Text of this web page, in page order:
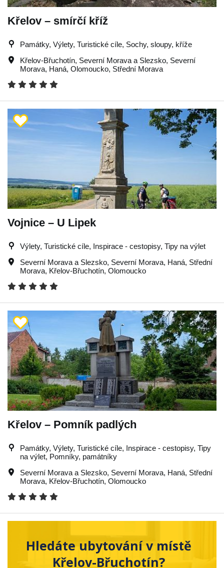
Křelov – smírčí kříž
Památky, Výlety, Turistické cíle, Sochy, sloupy, kříže
Křelov-Břuchotín, Severní Morava a Slezsko, Severní
Morava, Haná, Olomoucko, Střední Morava
Vojnice – U Lipek
Výlety, Turistické cíle, Inspirace - cestopisy, Tipy na výlet
Severní Morava a Slezsko, Severní Morava, Haná, Střední
Morava, Křelov-Břuchotín, Olomoucko
Křelov – Pomník padlých
Památky, Výlety, Turistické cíle, Inspirace - cestopisy, Tipy
na výlet, Pomníky, památníky
Severní Morava a Slezsko, Severní Morava, Haná, Střední
Morava, Křelov-Břuchotín, Olomoucko
Hledáte ubytování v místě
Křelov-Břuchotín?